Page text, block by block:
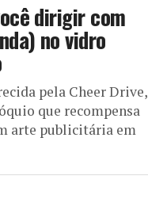
dirigir com
no vidro
pela Cheer Drive,
que recompensa
arte publicitária em